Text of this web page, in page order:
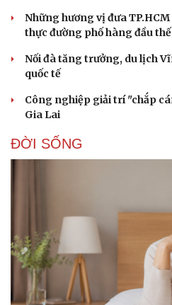
Những hương vị đưa
thực đường phố hàng đầu
Nối đà tăng trưởng, du lịch
quốc tế
Công nghiệp giải trí "chắp
Gia Lai
ĐỜI SỐNG